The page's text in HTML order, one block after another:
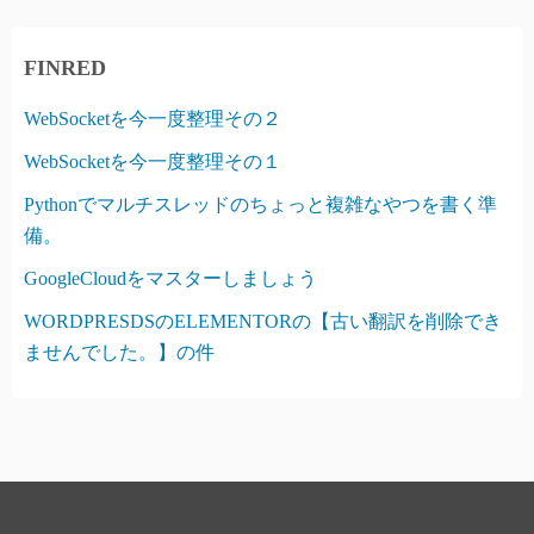
FINRED
WebSocketを今一度整理その２
WebSocketを今一度整理その１
Pythonでマルチスレッドのちょっと複雑なやつを書く準
備。
GoogleCloudをマスターしましょう
WORDPRESDSのELEMENTORの【古い翻訳を削除でき
ませんでした。】の件